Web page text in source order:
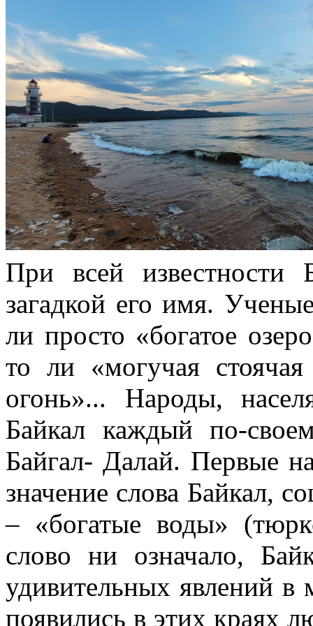
При всей известности
загадкой его имя.
ли просто «богатое
то ли «могучая
огонь»... Народы,
Байкал каждый по-
Байгал- Далай. Первые
значение слова Байкал,
– «богатые воды»
слово ни означало,
удивительных явлений
появились в этих краях